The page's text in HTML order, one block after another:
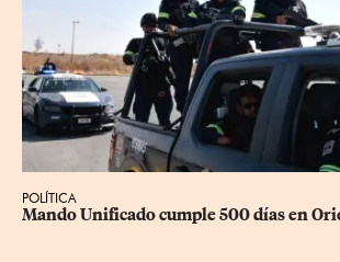
POLÍTICA
Mando Unificado cumple 500 días en